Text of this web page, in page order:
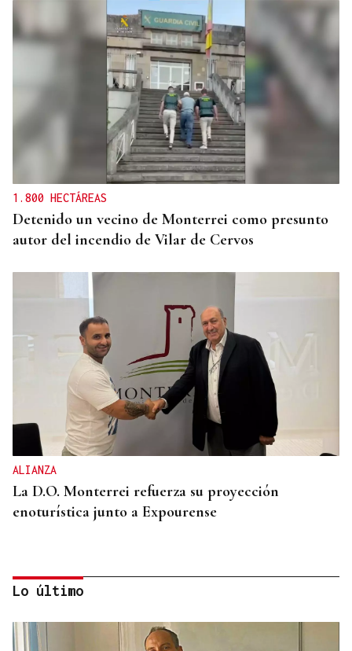
1.800 HECTÁREAS
Detenido un vecino de Monterrei como presunto
autor del incendio de Vilar de Cervos
ALIANZA
La D.O. Monterrei refuerza su proyección
enoturística junto a Expourense
Lo último